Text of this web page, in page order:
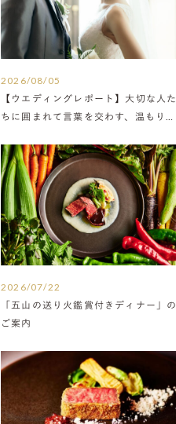
2026/08/05
【ウエディングレポート】大切な人た
ちに囲まれて言葉を交わす、温もりに
2026/07/22
「五山の送り火鑑賞付きディナー」の
ご案内